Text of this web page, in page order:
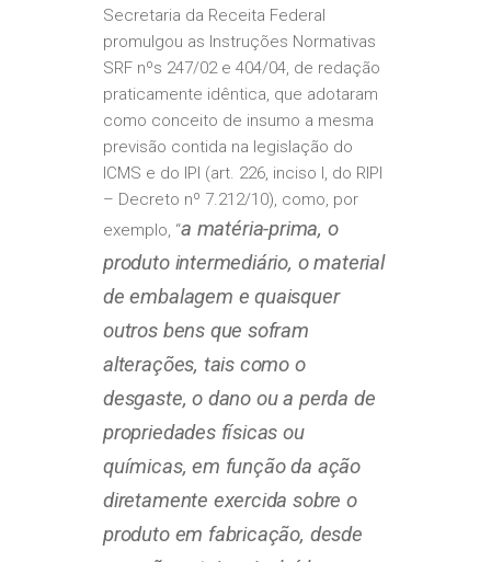
Secretaria da Receita Federal
promulgou as Instruções Normativas
SRF nºs 247/02 e 404/04, de redação
praticamente idêntica, que adotaram
como conceito de insumo a mesma
previsão contida na legislação do
ICMS e do IPI (art. 226, inciso I, do RIPI
– Decreto nº 7.212/10), como, por
exemplo, “a matéria-prima, o
produto intermediário, o material
de embalagem e quaisquer
outros bens que sofram
alterações, tais como o
desgaste, o dano ou a perda de
propriedades físicas ou
químicas, em função da ação
diretamente exercida sobre o
produto em fabricação, desde